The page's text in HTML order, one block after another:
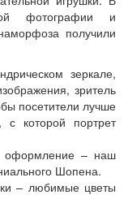
фотографии и
получили
зеркале,
зритель
посетители лучше
которой портрет
оформление – наш
Шопена.
– любимые цветы